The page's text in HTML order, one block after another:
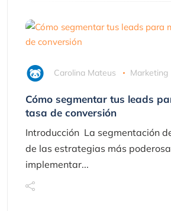
Carolina Mateus Marketing
Cómo segmentar tus leads
tasa de conversión
Introducción La segmentación
de las estrategias más
implementar...